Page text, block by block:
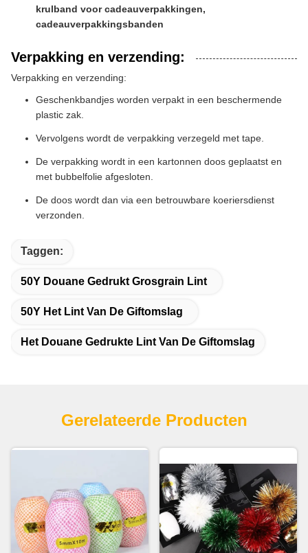
krulband voor cadeauverpakkingen,
cadeauverpakkingsbanden
Verpakking en verzending:
Verpakking en verzending:
Geschenkbandjes worden verpakt in een beschermende
plastic zak.
Vervolgens wordt de verpakking verzegeld met tape.
De verpakking wordt in een kartonnen doos geplaatst en
met bubbelfolie afgesloten.
De doos wordt dan via een betrouwbare koeriersdienst
verzonden.
Taggen:
50Y Douane Gedrukt Grosgrain Lint
50Y Het Lint Van De Giftomslag
Het Douane Gedrukte Lint Van De Giftomslag
Gerelateerde Producten